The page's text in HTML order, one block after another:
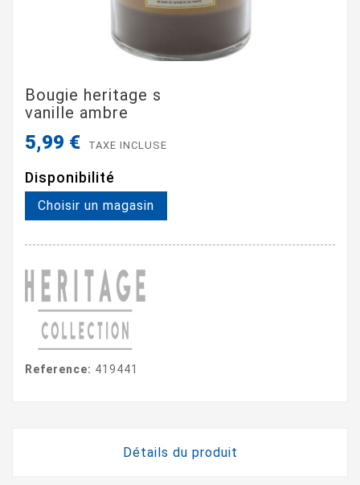
Bougie heritage s
vanille ambre
5,99 € TAXE INCLUSE
Disponibilité
Choisir un magasin
Reference: 419441
Détails du produit